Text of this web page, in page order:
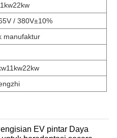
/ 380V±10%
manufaktur
EV pintar Daya